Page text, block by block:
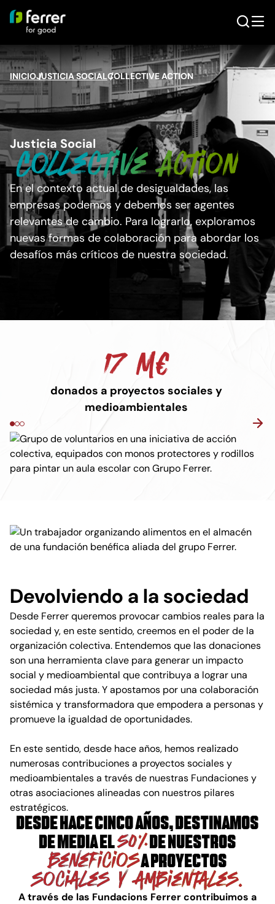
INICIO /
JUSTICIA SOCIAL /
COLLECTIVE ACTION
Justicia Social
Collective Action
En el contexto actual de desigualdades, las
empresas podemos y debemos ser agentes
relevantes de cambio. Para lograrlo, exploramos
nuevas formas de colaboración para abordar los
desafíos más críticos de nuestra sociedad.
17 M€
donados a proyectos sociales y
medioambientales
Devolviendo a la sociedad
Desde Ferrer queremos provocar cambios reales para la
sociedad y, en este sentido, creemos en el poder de la
organización colectiva. Entendemos que las donaciones
son una herramienta clave para generar un impacto
social y medioambiental que contribuya a lograr una
sociedad más justa. Y apostamos por una colaboración
sistémica y transformadora que empodera a personas y
promueve la igualdad de oportunidades.
En este sentido, desde hace años, hemos realizado
numerosas contribuciones a proyectos sociales y
medioambientales a través de nuestras Fundaciones y
otras asociaciones alineadas con nuestros pilares
estratégicos.
Desde hace cinco años, destinamos
de media el50%de nuestros
beneficiosa proyectos
sociales y ambientales.
A través de las Fundacions Ferrer contribuimos a